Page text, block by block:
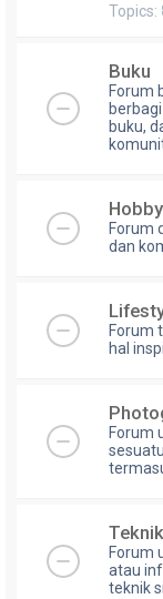
Topics:
Buku
Forum
buku,
Forum
dan
Forum
hal
Forum
Teknik
Forum
atau
teknik